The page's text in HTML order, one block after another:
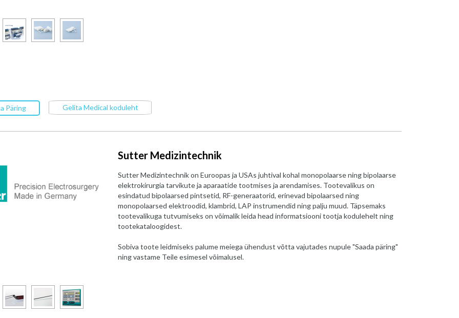
Päring Gelita Medical koduleht
Sutter Medizintechnik
Sutter Medizintechnik on Euroopas ja USAs juhtival kohal monopolaarse ning bipolaarse
elektrokirurgia tarvikute ja aparaatide tootmises ja arendamises. Tootevalikus on
esindatud bipolaarsed pintsetid, RF-generaatorid, erinevad bipolaarsed ning
monopolaarsed elektroodid, klambrid, LAP instrumendid ning palju muud. Täpsemaks
tootevalikuga tutvumiseks on võimalik leida head informatsiooni tootja kodulehelt ning
tootekataloogidest.
Sobiva toote leidmiseks palume meiega ühendust võtta vajutades nupule "Saada päring"
ning vastame Teile esimesel võimalusel.